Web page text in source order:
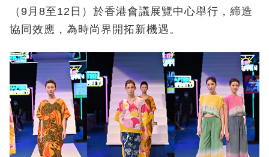
（9月8至12日）於香港會議展覽中心舉行，締造
協同效應，為時尚界開拓新機遇。